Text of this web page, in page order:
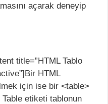
açarak deneyip
title=”HTML Tablo
HTML
için ise bir <table>
Table etiketi tablonun